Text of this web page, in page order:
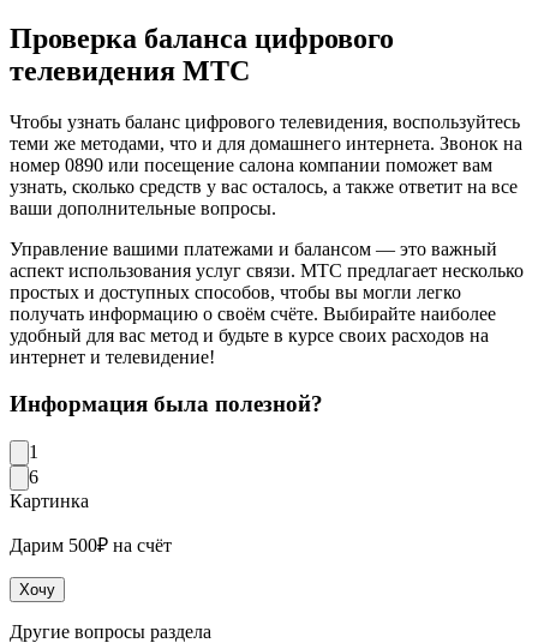
Проверка баланса цифрового
телевидения МТС
Чтобы узнать баланс цифрового телевидения, воспользуйтесь
теми же методами, что и для домашнего интернета. Звонок на
номер 0890 или посещение салона компании поможет вам
узнать, сколько средств у вас осталось, а также ответит на все
ваши дополнительные вопросы.
Управление вашими платежами и балансом — это важный
аспект использования услуг связи. МТС предлагает несколько
простых и доступных способов, чтобы вы могли легко
получать информацию о своём счёте. Выбирайте наиболее
удобный для вас метод и будьте в курсе своих расходов на
интернет и телевидение!
Информация была полезной?
1
6
Картинка
Дарим 500₽ на счёт
Хочу
Другие вопросы раздела